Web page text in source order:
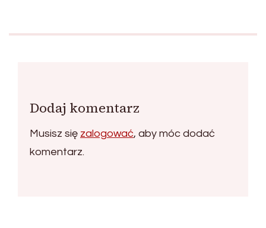
Dodaj komentarz
Musisz się zalogować, aby móc dodać
komentarz.